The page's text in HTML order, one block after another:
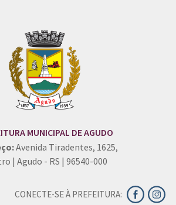
MUNICIPAL DE AGUDO
Avenida Tiradentes, 1625,
| Agudo - RS | 96540-000
CONECTE-SE À PREFEITURA: